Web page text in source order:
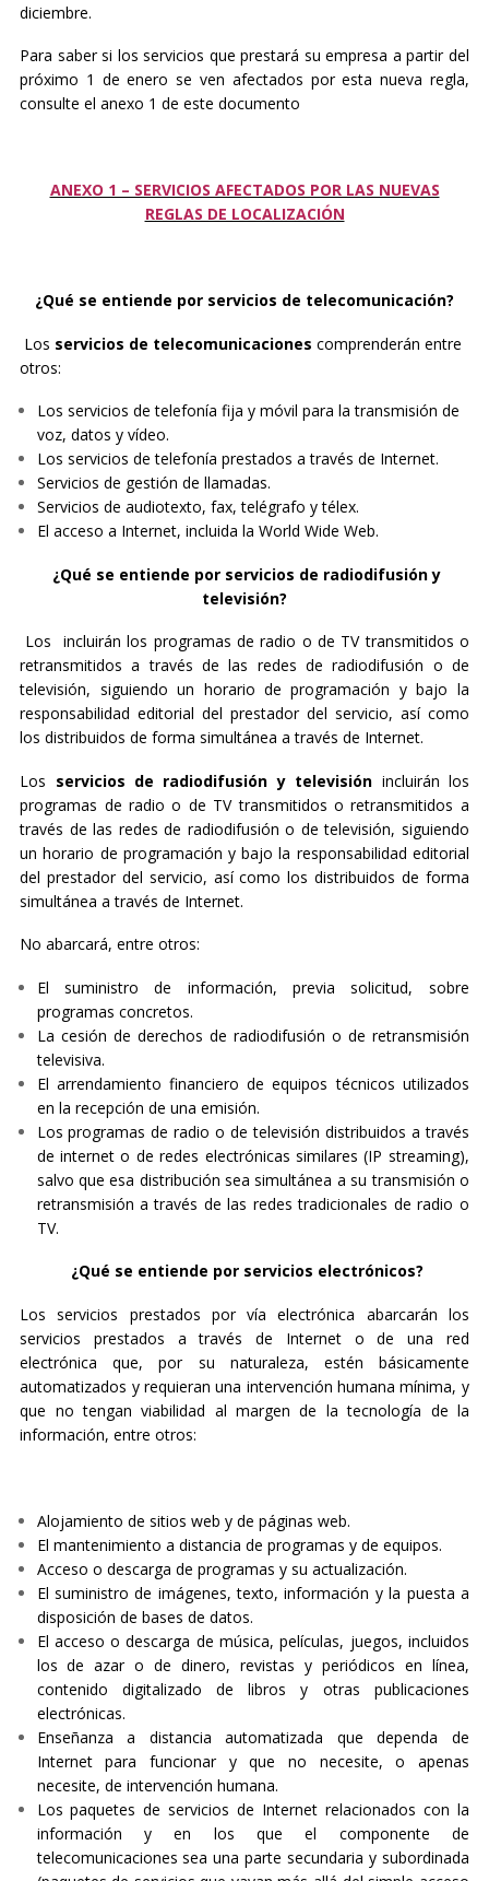
diciembre.
Para saber si los servicios que prestará su empresa a partir del
próximo 1 de enero se ven afectados por esta nueva regla,
consulte el anexo 1 de este documento
ANEXO 1 – SERVICIOS AFECTADOS POR LAS NUEVAS
REGLAS DE LOCALIZACIÓN
¿Qué se entiende por servicios de telecomunicación?
Los servicios de telecomunicaciones comprenderán entre
otros:
Los servicios de telefonía fija y móvil para la transmisión de
voz, datos y vídeo.
Los servicios de telefonía prestados a través de Internet.
Servicios de gestión de llamadas.
Servicios de audiotexto, fax, telégrafo y télex.
El acceso a Internet, incluida la World Wide Web.
¿Qué se entiende por servicios de radiodifusión y
televisión?
Los incluirán los programas de radio o de TV transmitidos o
retransmitidos a través de las redes de radiodifusión o de
televisión, siguiendo un horario de programación y bajo la
responsabilidad editorial del prestador del servicio, así como
los distribuidos de forma simultánea a través de Internet.
Los servicios de radiodifusión y televisión incluirán los
programas de radio o de TV transmitidos o retransmitidos a
través de las redes de radiodifusión o de televisión, siguiendo
un horario de programación y bajo la responsabilidad editorial
del prestador del servicio, así como los distribuidos de forma
simultánea a través de Internet.
No abarcará, entre otros:
El suministro de información, previa solicitud, sobre
programas concretos.
La cesión de derechos de radiodifusión o de retransmisión
televisiva.
El arrendamiento financiero de equipos técnicos utilizados
en la recepción de una emisión.
Los programas de radio o de televisión distribuidos a través
de internet o de redes electrónicas similares (IP streaming),
salvo que esa distribución sea simultánea a su transmisión o
retransmisión a través de las redes tradicionales de radio o
TV.
¿Qué se entiende por servicios electrónicos?
Los servicios prestados por vía electrónica abarcarán los
servicios prestados a través de Internet o de una red
electrónica que, por su naturaleza, estén básicamente
automatizados y requieran una intervención humana mínima, y
que no tengan viabilidad al margen de la tecnología de la
información, entre otros:
Alojamiento de sitios web y de páginas web.
El mantenimiento a distancia de programas y de equipos.
Acceso o descarga de programas y su actualización.
El suministro de imágenes, texto, información y la puesta a
disposición de bases de datos.
El acceso o descarga de música, películas, juegos, incluidos
los de azar o de dinero, revistas y periódicos en línea,
contenido digitalizado de libros y otras publicaciones
electrónicas.
Enseñanza a distancia automatizada que dependa de
Internet para funcionar y que no necesite, o apenas
necesite, de intervención humana.
Los paquetes de servicios de Internet relacionados con la
información y en los que el componente de
telecomunicaciones sea una parte secundaria y subordinada